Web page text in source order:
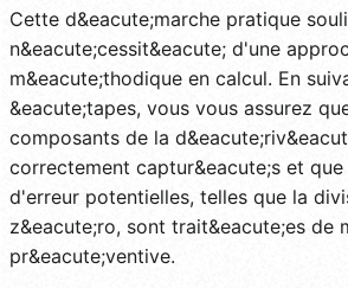
Cette d&eacute;marche pratique
n&eacute;cessit&eacute; d'une
m&eacute;thodique en calcul. En
&eacute;tapes, vous vous assurez
composants de la
correctement captur&eacute;s et
d'erreur potentielles, telles que la
z&eacute;ro, sont trait&eacute;es de
pr&eacute;ventive.